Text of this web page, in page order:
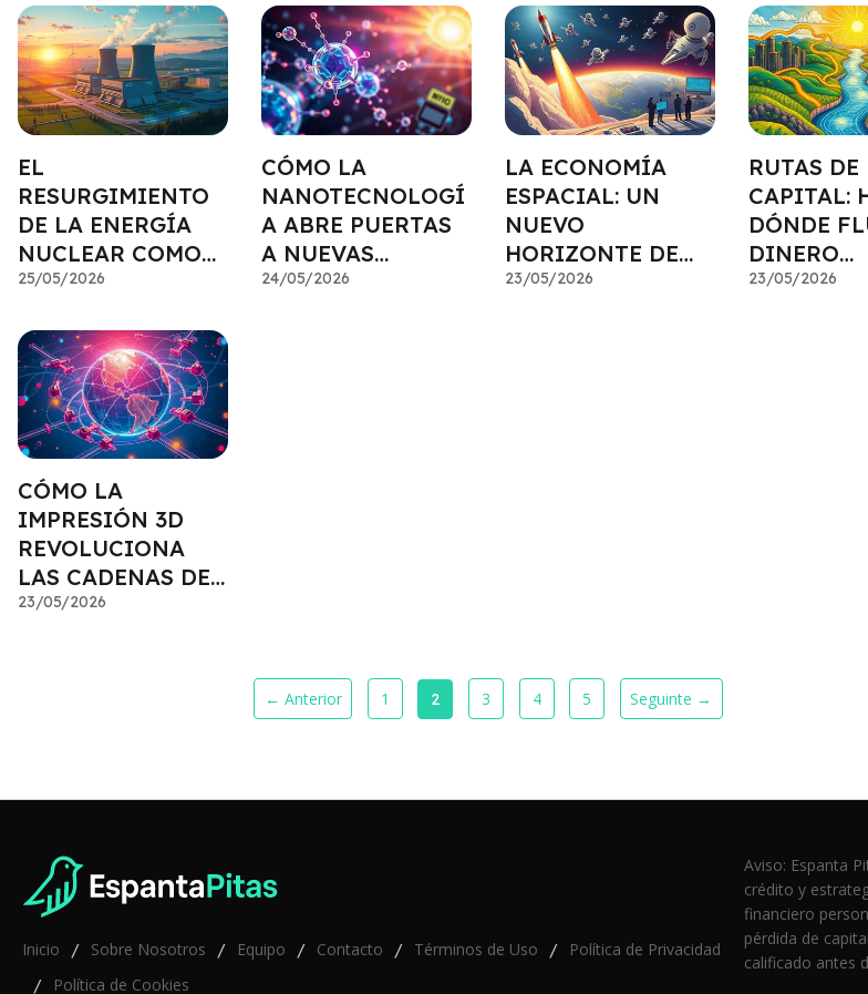
EL
RESURGIMIENTO
DE LA ENERGÍA
NUCLEAR COMO
INVERSIÓN
25/05/2026
CÓMO LA
NANOTECNOLOGÍ
A ABRE PUERTAS
A NUEVAS
INVERSIONES
24/05/2026
LA ECONOMÍA
ESPACIAL: UN
NUEVO
HORIZONTE DE
INVERSIÓN
23/05/2026
RUTAS DE
CAPITAL:
DÓNDE
DINERO
23/05/2026
CÓMO LA
IMPRESIÓN 3D
REVOLUCIONA
LAS CADENAS DE
SUMINISTRO
23/05/2026
← Anterior 1 2 3 4 5 Seguinte →
Inicio / Sobre Nosotros / Equipo / Contacto / Términos de Uso / Política de Privacidad
/ Política de Cookies
Aviso: Espanta
crédito y
financiero
pérdida de
calificado antes